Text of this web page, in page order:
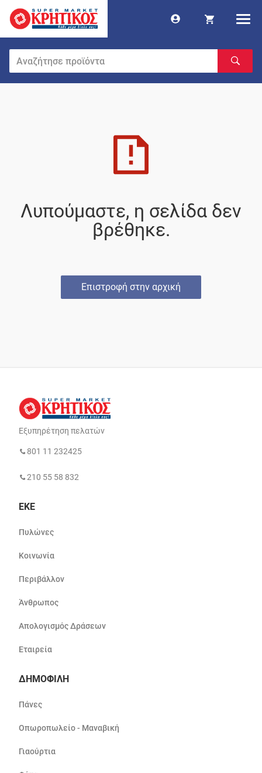
Λυπούμαστε, η σελίδα δεν
βρέθηκε.
Επιστροφή στην αρχική
Εξυπηρέτηση πελατών
801 11 232425
210 55 58 832
ΕΚΕ
Πυλώνες
Κοινωνία
Περιβάλλον
Άνθρωπος
Απολογισμός Δράσεων
Εταιρεία
ΔΗΜΟΦΙΛΗ
Πάνες
Οπωροπωλείο - Μαναβική
Γιαούρτια